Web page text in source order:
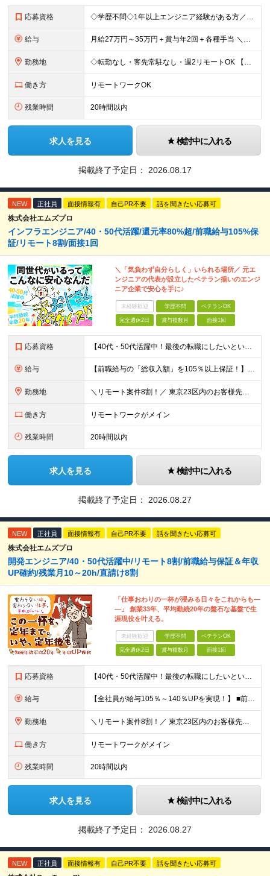
応募資格 ◇学歴不問◇1年以上エンジニア経験がある方／人柄重視の採用です 必須条件―MUST― ■1年以上エンジニア経験がある方 ■C#、Java、Node.js、VB.NETを使った実務経験がある方 ＼こ
給与 月給27万円～35万円＋賞与年2回＋各種手当 ＼豊かな経験がある方はさらに加給！／ 月給35万円～40万円＋賞与年2回＋各種手当 ※ご経験やスキル、前職給等を考慮して給与額を決定します
勤務地 ◇転勤なし・客先常駐なし・週2リモートOK 【本社】東京都台東区上野7-2-8 岡田タイルビル702 【第1分室】東京都台東区上野7-6-10 MSKビル4階 【第2分室】東京都台東区上野7-8-2
働き方 リモートワークOK
残業時間 20時間以内
求人を見る 検討中に入れる
掲載終了予定日： 2026.08.17
NEW 正社員 面接情報有 自己PR不要 話を聞きたい応募可
株式会社エムズプロ
インフラエンジニア/40・50代活躍/還元率80%超/前職給与105%保
証/リモート8割/面接1回
＼「気負わず自分らしく」いられる場所／ 元エ
ンジニアの代表が設立したベテラン揃いのエンジ
ニア企業で安心を手に♪
未経験歓迎 学歴不問 ベテランOK
完全週休2日 賞与複数月 面接1回
応募資格 【40代・50代活躍中！最後の転職にしたいという方も大歓迎です◎】 ●学歴不問 ●インフラ（サーバ・ネットワーク）または開発の経験がある方 ＼こんな方を待っています／ ★「今の職場では正当に評価され
給与 【前職給与の「総収入額」を105％以上保証！】 ■賞与年2回＋業績賞与 ■年収900万円・1000万円以上も可能 ■全社員が前職より105％～140％の給与UPを実現 月給35万円〜120万円＋賞与
勤務地 ＼リモート案件8割！／ 東京23区内のお客様先にて勤務していただきます。 本社所在地：神奈川県横浜市瀬谷区本郷3-1-17 第2斉藤ビル2F (変更の範囲)上記を除く当社関連勤務地
働き方 リモートワークがメイン
残業時間 20時間以内
求人を見る 検討中に入れる
掲載終了予定日： 2026.08.27
NEW 正社員 面接情報有 自己PR不要 話を聞きたい応募可
株式会社エムズプロ
開発エンジニア/40・50代活躍中/リモート8割/前職給与保証＆年収
UP確約/残業月10～20h/直請け8割
「仕事おわりの一杯が浸みる日々をこれからも―
―」 創業33年、平均勤続20年の盤石な基盤で生
涯現役を叶える。
未経験歓迎 学歴不問 ベテランOK
完全週休2日 賞与複数月 面接1回
応募資格 【40代・50代活躍中！最後の転職にしたいという方も大歓迎です◎】 ●学歴不問 ●Java、C言語、C++、C#、PHP、Pythonいずれかの開発経験がある方 ＼こんな方を待っています／ ★「今の
給与 【全社員が給与105％～140％UPを実現！】 ■前職給与の「総収入額」を105％以上保証 ■最高月給120万円・年収1000万円以上も可能 ■確定拠出年金（401K）完備で老後の備えも盤石 月給3
勤務地 ＼リモート案件8割！／ 東京23区内のお客様先にて勤務していただきます。 本社所在地：神奈川県横浜市瀬谷区本郷3-1-17 第2斉藤ビル2F (変更の範囲)上記を除く当社関連勤務地
働き方 リモートワークがメイン
残業時間 20時間以内
求人を見る 検討中に入れる
掲載終了予定日： 2026.08.27
NEW 正社員 面接情報有 自己PR不要 話を聞きたい応募可